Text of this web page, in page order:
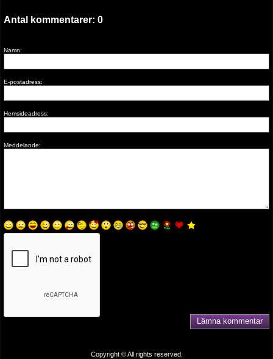
Antal kommentarer: 0
Namn:
E-postadress:
Hemsideadress:
Meddelande:
Copyright © All rights reserved.